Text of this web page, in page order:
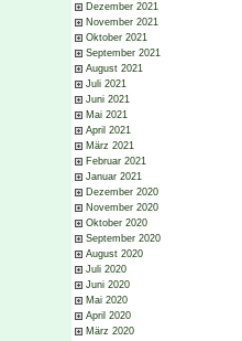
Dezember 2021
November 2021
Oktober 2021
September 2021
August 2021
Juli 2021
Juni 2021
Mai 2021
April 2021
März 2021
Februar 2021
Januar 2021
Dezember 2020
November 2020
Oktober 2020
September 2020
August 2020
Juli 2020
Juni 2020
Mai 2020
April 2020
März 2020